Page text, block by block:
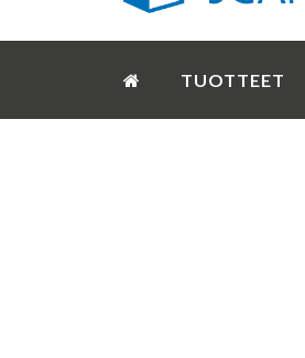
TUOTTEET